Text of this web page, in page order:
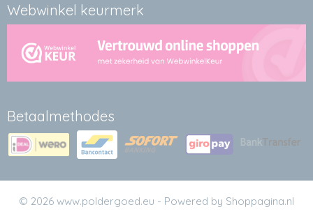
Webwinkel keurmerk
Betaalmethodes
© 2026 www.poldergoed.eu - Powered by Shoppagina.nl